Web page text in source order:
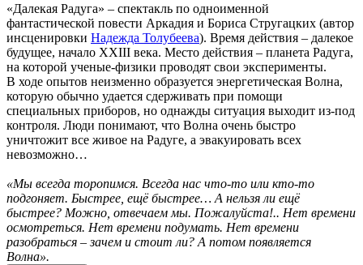
«Далекая Радуга» – спектакль по одноименной
фантастической повести Аркадия и Бориса Стругацких (автор
инсценировки Надежда Толубеева). Время действия – далекое
будущее, начало XXIII века. Место действия – планета Радуга,
на которой ученые-физики проводят свои эксперименты.
В ходе опытов неизменно образуется энергетическая Волна,
которую обычно удается сдерживать при помощи
специальных приборов, но однажды ситуация выходит из-под
контроля. Люди понимают, что Волна очень быстро
уничтожит все живое на Радуге, а эвакуировать всех
невозможно…
«Мы всегда торопимся. Всегда нас что-то или кто-то
подгоняет. Быстрее, ещё быстрее… А нельзя ли ещё
быстрее? Можно, отвечаем мы. Пожалуйста!.. Нет времени
осмотреться. Нет времени подумать. Нет времени
разобраться – зачем и стоит ли? А потом появляется
Волна».